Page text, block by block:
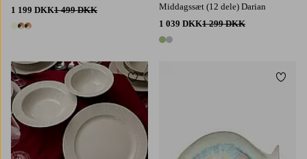
1 199 DKK1 499 DKK
3 farver
Middagssæt (12 dele) Darian
1 039 DKK1 299 DKK
2 farver
Tilføj til favoritter